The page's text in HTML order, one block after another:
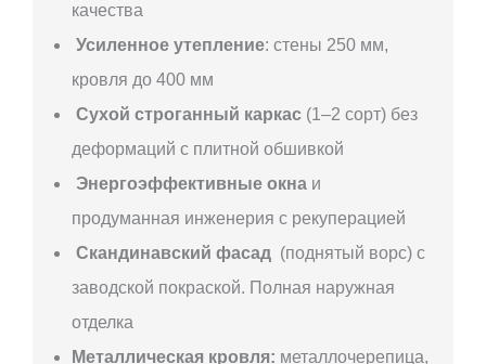
качества
Усиленное утепление: стены 250 мм,
кровля до 400 мм
Сухой строганный каркас (1–2 сорт) без
деформаций с плитной обшивкой
Энергоэффективные окна и
продуманная инженерия с рекуперацией
Скандинавский фасад (поднятый ворс) с
заводской покраской. Полная наружная
отделка
Металлическая кровля: металлочерепица,